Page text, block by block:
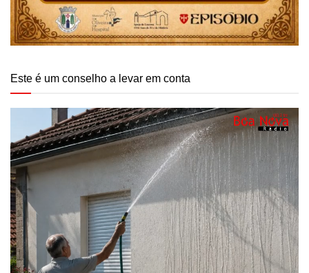
Este é um conselho a levar em conta